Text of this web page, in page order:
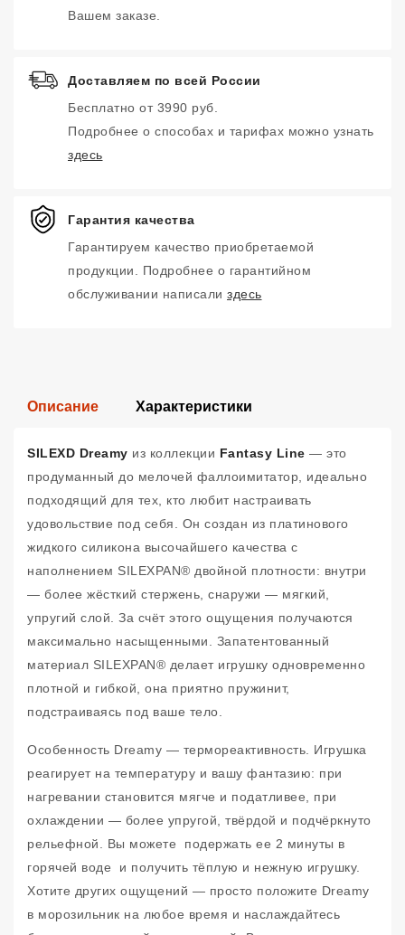
Вашем заказе.
Доставляем по всей России
Бесплатно от 3990 руб.
Подробнее о способах и тарифах можно узнать
здесь
Гарантия качества
Гарантируем качество приобретаемой
продукции. Подробнее о гарантийном
обслуживании написали здесь
Описание Характеристики
SILEXD Dreamy из коллекции Fantasy Line — это
продуманный до мелочей фаллоимитатор, идеально
подходящий для тех, кто любит настраивать
удовольствие под себя. Он создан из платинового
жидкого силикона высочайшего качества с
наполнением SILEXPAN® двойной плотности: внутри
— более жёсткий стержень, снаружи — мягкий,
упругий слой. За счёт этого ощущения получаются
максимально насыщенными. Запатентованный
материал SILEXPAN® делает игрушку одновременно
плотной и гибкой, она приятно пружинит,
подстраиваясь под ваше тело.
Особенность Dreamy — термореактивность. Игрушка
реагирует на температуру и вашу фантазию: при
нагревании становится мягче и податливее, при
охлаждении — более упругой, твёрдой и подчёркнуто
рельефной. Вы можете подержать ее 2 минуты в
горячей воде и получить тёплую и нежную игрушку.
Хотите других ощущений — просто положите Dreamy
в морозильник на любое время и наслаждайтесь